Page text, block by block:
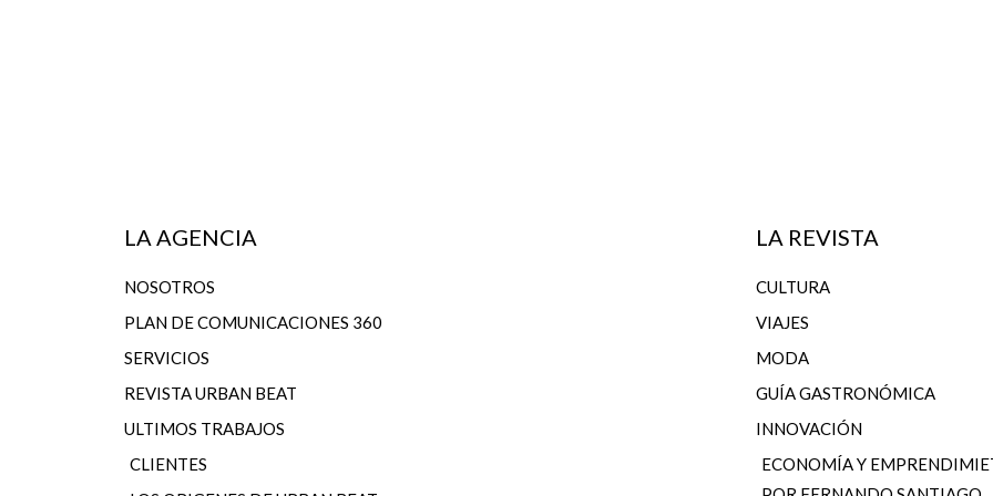
LA AGENCIA
NOSOTROS
PLAN DE COMUNICACIONES 360
SERVICIOS
REVISTA URBAN BEAT
ULTIMOS TRABAJOS
CLIENTES
LA REVISTA
CULTURA
VIAJES
MODA
GUÍA GASTRONÓMICA
INNOVACIÓN
ECONOMÍA Y